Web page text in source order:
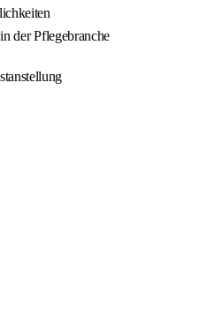
der Pflegebranche